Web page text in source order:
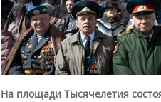
На площади Тысячелетия